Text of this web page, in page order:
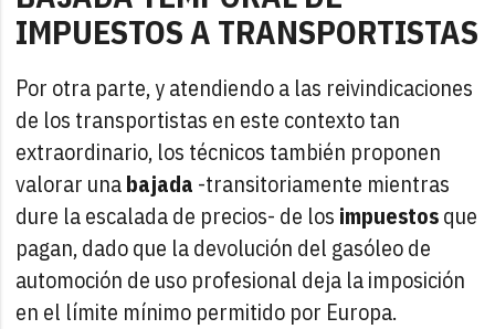
IMPUESTOS A TRANSPORTISTAS
Por otra parte, y atendiendo a las reivindicaciones
de los transportistas en este contexto tan
extraordinario, los técnicos también proponen
valorar unabajada -transitoriamente mientras
dure la escalada de precios- de los impuestosque
pagan, dado que la devolución del gasóleo de
automoción de uso profesional deja la imposición
en el límite mínimo permitido por Europa.